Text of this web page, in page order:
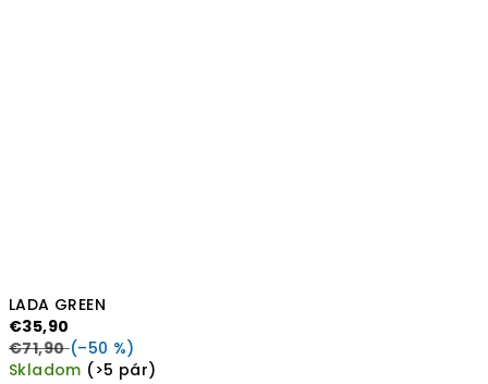
LADA GREEN
€35,90
€71,90 (–50 %)
Skladom (>5 pár)